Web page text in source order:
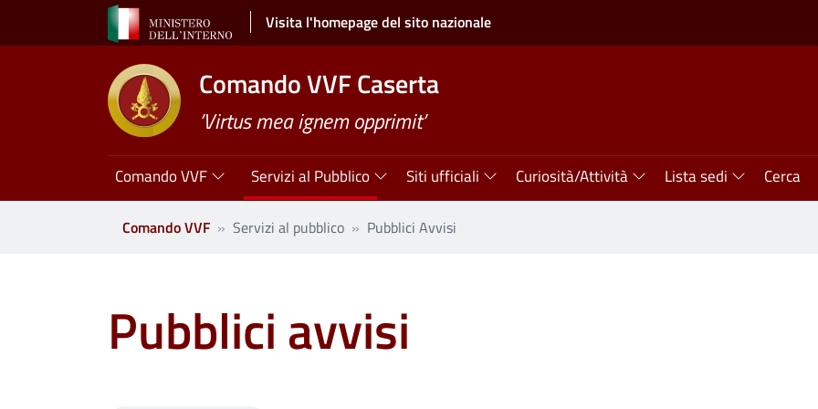
Salta al contenuto principale Visita l'homepage del sito nazionale
Comando VVF Caserta
’Virtus mea ignem opprimit’
Navigazione principale
Comando VVF Servizi al Pubblico Siti ufficiali Curiosità/Attività Lista sedi Cerca
Comando VVF Servizi al pubblico Pubblici Avvisi
Pubblici avvisi